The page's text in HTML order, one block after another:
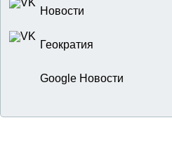
Новости
Геократия
Google Новости